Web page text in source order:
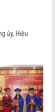
ủy, Hiệu